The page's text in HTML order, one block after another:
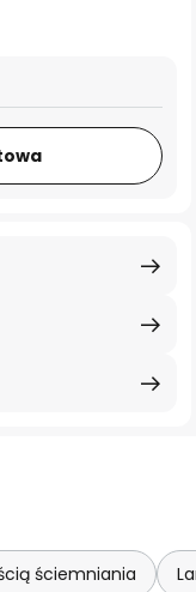
ściemniania